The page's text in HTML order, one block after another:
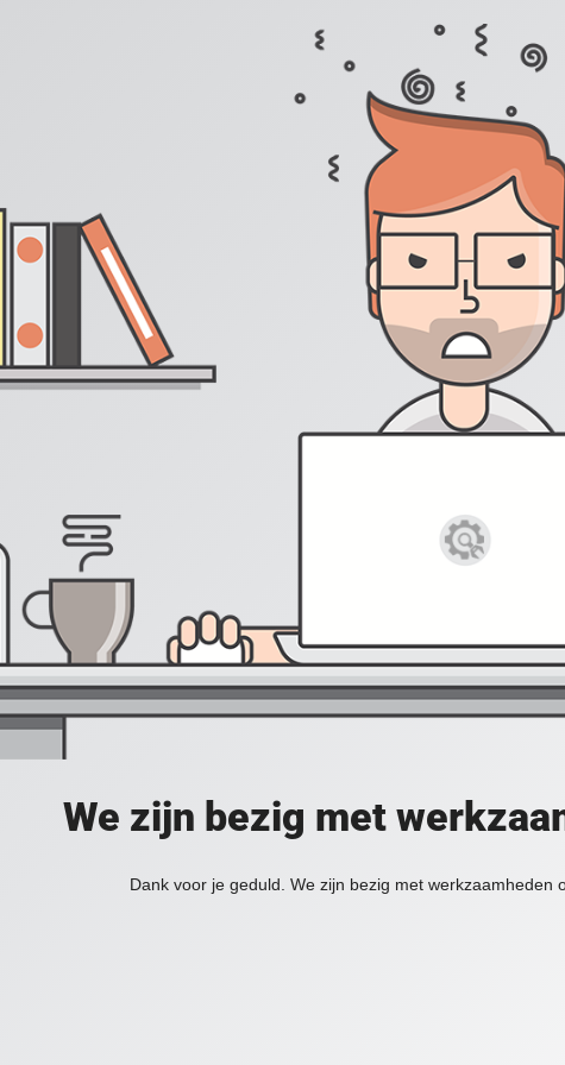
We zijn bezig met
Dank voor je geduld. We zijn bezig met werkzaamheden